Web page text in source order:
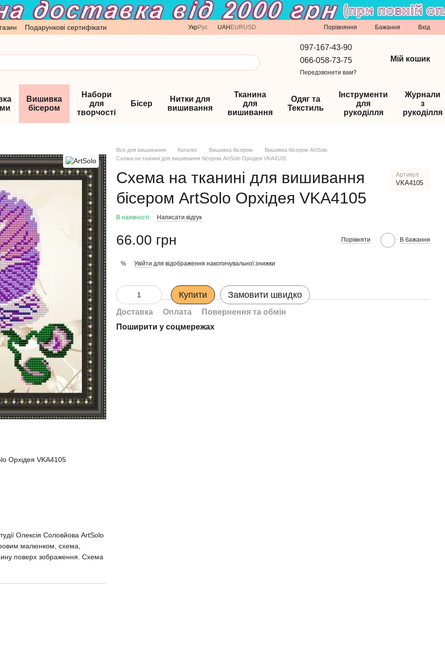
Подарункові сертифікати УкрРус UAH EURUSD Порівняння Бажання Вхід
097-167-43-90
066-058-73-75
Передзвонити вам?
Мій кошик
Вишивка
бісером
Набори
для
творчості
Бісер
Нитки для
вишивання
Тканина
для
вишивання
Одяг та
Текстиль
Інструменти
для
рукоділля
Журнали
з
рукоділля
Орхідея VKA4105
Олексія Соловйова ArtSolo
малюнком, схема,
поверх зображення. Схема
Все для вишивання Каталог Вишивка бісером
Вишивка бісером ArtSolo
Схема на тканині для вишивання бісером ArtSolo Орхідея VKA4105
Схема на тканині для вишивання
бісером ArtSolo Орхідея VKA4105
Артикул
VKA4105
В наявності Написати відгук
66.00 грн Порівняти В бажання
% Увійти для відображення накопичувальної знижки
Купити Замовити швидко
Доставка Оплата
Повернення та обмін
Поширити у соцмережах